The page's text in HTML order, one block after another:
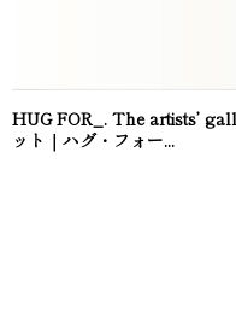
HUG FOR_. The artists’
ット｜ハグ・フォー...